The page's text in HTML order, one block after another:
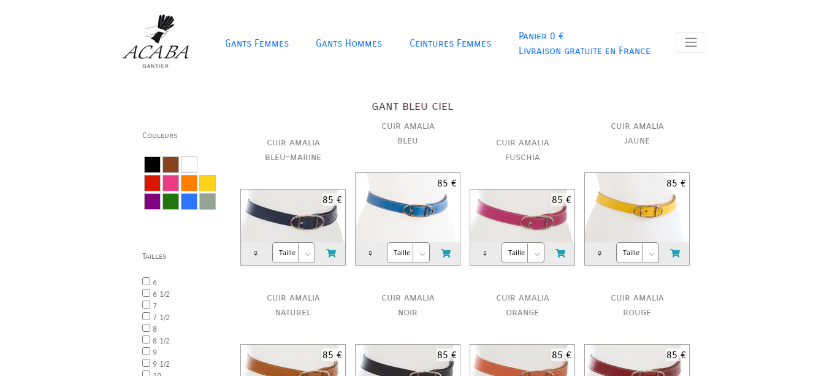
Gants Femmes Gants Hommes Ceintures Femmes
Panier 0 €
Livraison gratuite en France
gant bleu ciel
Couleurs
Tailles
6
6 1/2
7
7 1/2
8
8 1/2
9
9 1/2
cuir amalia
bleu-marine
85 €
♀
cuir amalia
bleu
85 €
♀
cuir amalia
fuschia
85 €
♀
cuir amalia
jaune
85 €
♀
cuir amalia
naturel
85 €
cuir amalia
noir
85 €
cuir amalia
orange
85 €
cuir amalia
rouge
85 €